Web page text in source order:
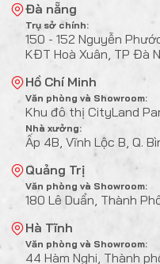
Đà nẵng
Trụ sở chính:
150 - 152 Nguyễn
KĐT Hoà Xuân, TP Đà
Hồ Chí Minh
Văn phòng và Showroom:
Khu đô thị CityLand
Nhà xưởng:
Ấp 4B, Vĩnh Lộc B, Q.
Quảng Trị
Văn phòng và Showroom:
180 Lê Duẩn, Thành
Hà Tĩnh
Văn phòng và Showroom:
44 Hàm Nghi, Thành